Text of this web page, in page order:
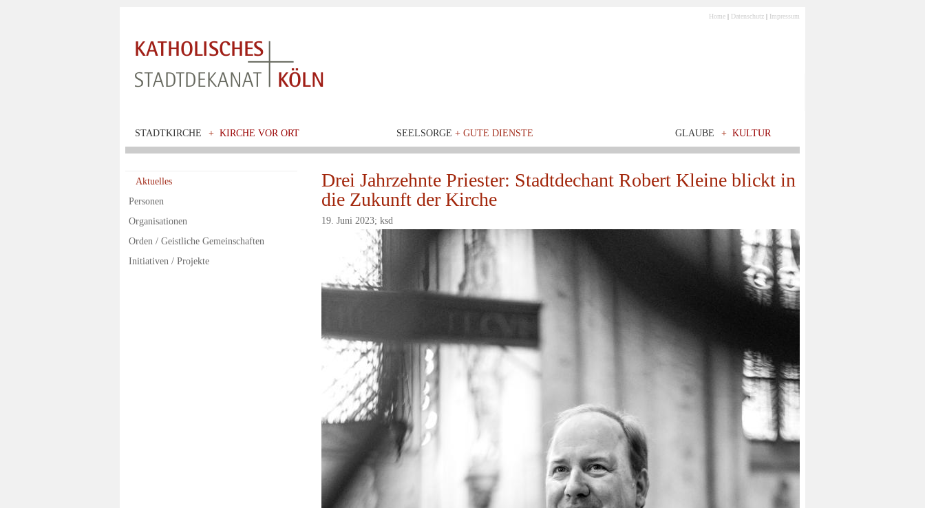
Home | Datenschutz | Impressum
STADTKIRCHE + KIRCHE VOR ORT SEELSORGE + GUTE DIENSTE GLAUBE + KULTUR
Aktuelles
Personen
Organisationen
Orden / Geistliche Gemeinschaften
Initiativen / Projekte
Drei Jahrzehnte Priester: Stadtdechant Robert Kleine blickt in
die Zukunft der Kirche
19. Juni 2023; ksd